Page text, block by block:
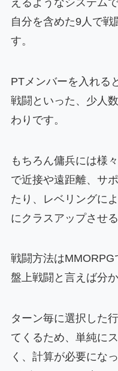
自分を含めた9人で戦
す。
PTメンバーを入れる
戦闘といった、少人
わりです。
もちろん傭兵には様
で近接や遠距離、サ
たり、レベリングに
にクラスアップさせ
戦闘方法は
盤上戦闘と言えば分
ターン毎に選択した
てくるため、単純に
く、計算が必要にな